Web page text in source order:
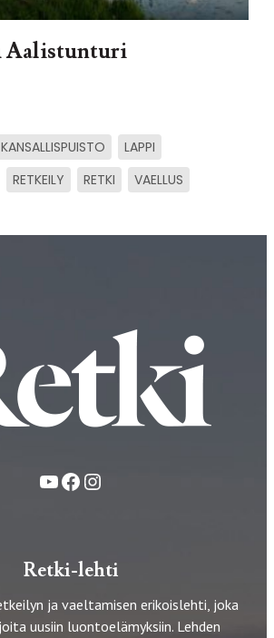
Aalistunturi
KANSALLISPUISTO
LAPPI
RETKEILY RETKI VAELLUS
YouTube
FacebookInstagram
Retki-lehti
ja vaeltamisen erikoislehti, joka
uusiin luontoelämyksiin. Lehden